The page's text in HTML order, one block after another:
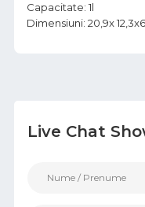
Live Chat
Capacitate: 1l
Dimensiuni: 20,9x